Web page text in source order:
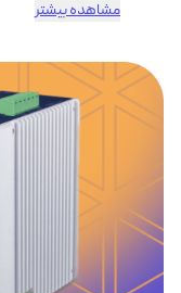
مشاهده بیشتر